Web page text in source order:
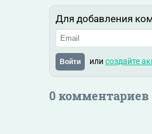
Для добавления
Войти или создайте
0 комментариев